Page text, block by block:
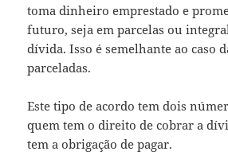
toma dinheiro emprestado e
futuro, seja em parcelas ou
dívida. Isso é semelhante ao caso
parceladas.
Este tipo de acordo tem dois
quem tem o direito de cobrar a
tem a obrigação de pagar.